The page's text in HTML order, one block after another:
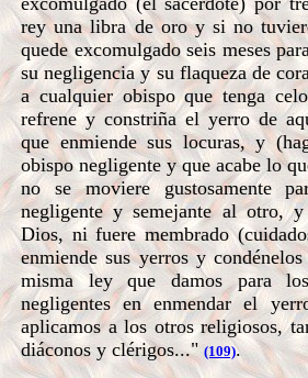
rey una libra de oro y si no
quede excomulgado seis meses
su negligencia y su flaqueza de
a cualquier obispo que tenga
refrene y constriña el yerro de
que enmiende sus locuras, y
obispo negligente y que acabe lo
no se moviere gustosamente
negligente y semejante al otro,
Dios, ni fuere membrado
enmiende sus yerros y
misma ley que damos para
negligentes en enmendar el
aplicamos a los otros religiosos,
diáconos y clérigos..." (109).